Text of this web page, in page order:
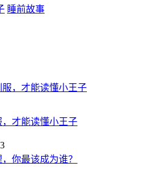
睡前故事
才能读懂小王子